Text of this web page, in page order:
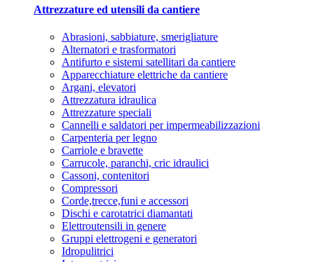
Attrezzature ed utensili da cantiere
Abrasioni, sabbiature, smerigliature
Alternatori e trasformatori
Antifurto e sistemi satellitari da cantiere
Apparecchiature elettriche da cantiere
Argani, elevatori
Attrezzatura idraulica
Attrezzature speciali
Cannelli e saldatori per impermeabilizzazioni
Carpenteria per legno
Carriole e bravette
Carrucole, paranchi, cric idraulici
Cassoni, contenitori
Compressori
Corde,trecce,funi e accessori
Dischi e carotatrici diamantati
Elettroutensili in genere
Gruppi elettrogeni e generatori
Idropulitrici